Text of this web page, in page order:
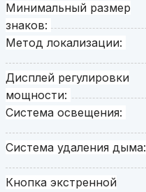
Минимальный размер
знаков:
Метод локализации:
Дисплей регулировки
мощности:
Система освещения:
Система удаления дыма:
Кнопка экстренной